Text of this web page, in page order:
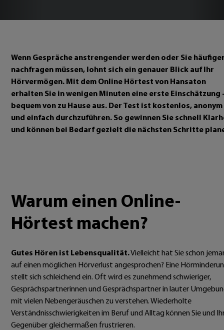
Wenn Gespräche anstrengender werden oder Sie
nachfragen müssen, lohnt sich ein genauer Blick auf Ihr
Hörvermögen. Mit dem Online Hörtest von Hansaton
erhalten Sie in wenigen Minuten eine erste Einschätzung
bequem von zu Hause aus. Der Test ist kostenlos, anonym
und einfach durchzuführen. So gewinnen Sie schnell
und können bei Bedarf gezielt die nächsten Schritte
Warum einen Online-
Hörtest machen?
Gutes Hören ist Lebensqualität.Vielleicht hat Sie schon
auf einen möglichen Hörverlust angesprochen? Eine
stellt sich schleichend ein. Oft wird es zunehmend schwieriger,
Gesprächspartnerinnen und Gesprächspartner in lauter
mit vielen Nebengeräuschen zu verstehen. Wiederholte
Verständnisschwierigkeiten im Beruf und Alltag können Sie und
Gegenüber gleichermaßen frustrieren.